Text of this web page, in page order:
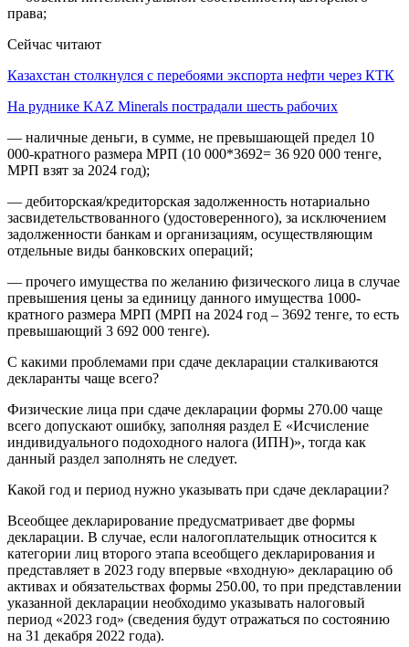
права;
Сейчас читают
Казахстан столкнулся с перебоями экспорта нефти через КТК
На руднике KAZ Minerals пострадали шесть рабочих
— наличные деньги, в сумме, не превышающей предел 10
000-кратного размера МРП (10 000*3692= 36 920 000 тенге,
МРП взят за 2024 год);
— дебиторская/кредиторская задолженность нотариально
засвидетельствованного (удостоверенного), за исключением
задолженности банкам и организациям, осуществляющим
отдельные виды банковских операций;
— прочего имущества по желанию физического лица в случае
превышения цены за единицу данного имущества 1000-
кратного размера МРП (МРП на 2024 год – 3692 тенге, то есть
превышающий 3 692 000 тенге).
С какими проблемами при сдаче декларации сталкиваются
декларанты чаще всего?
Физические лица при сдаче декларации формы 270.00 чаще
всего допускают ошибку, заполняя раздел Е «Исчисление
индивидуального подоходного налога (ИПН)», тогда как
данный раздел заполнять не следует.
Какой год и период нужно указывать при сдаче декларации?
Всеобщее декларирование предусматривает две формы
декларации. В случае, если налогоплательщик относится к
категории лиц второго этапа всеобщего декларирования и
представляет в 2023 году впервые «входную» декларацию об
активах и обязательствах формы 250.00, то при представлении
указанной декларации необходимо указывать налоговый
период «2023 год» (сведения будут отражаться по состоянию
на 31 декабря 2022 года).